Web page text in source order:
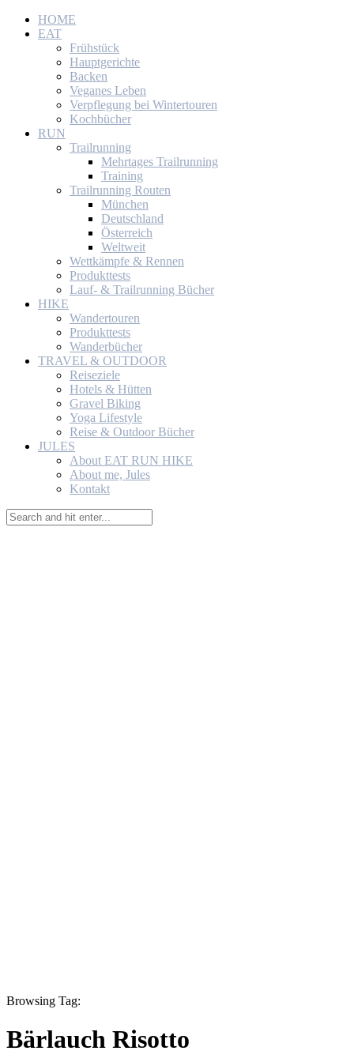
HOME
EAT
Frühstück
Hauptgerichte
Backen
Veganes Leben
Verpflegung bei Wintertouren
Kochbücher
RUN
Trailrunning
Mehrtages Trailrunning
Training
Trailrunning Routen
München
Deutschland
Österreich
Weltweit
Wettkämpfe & Rennen
Produkttests
Lauf- & Trailrunning Bücher
HIKE
Wandertouren
Produkttests
Wanderbücher
TRAVEL & OUTDOOR
Reiseziele
Hotels & Hütten
Gravel Biking
Yoga Lifestyle
Reise & Outdoor Bücher
JULES
About EAT RUN HIKE
About me, Jules
Kontakt
Browsing Tag:
Bärlauch Risotto